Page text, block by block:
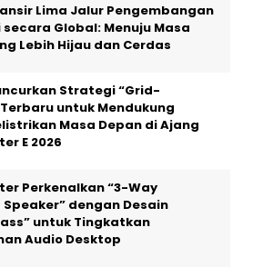
Lima Jalur Pengembangan
secara Global: Menuju Masa
Lebih Hijau dan Cerdas
Strategi “Grid-
untuk Mendukung
Masa Depan di Ajang
E 2026
Perkenalkan “3-Way
Speaker” dengan Desain
untuk Tingkatkan
Audio Desktop